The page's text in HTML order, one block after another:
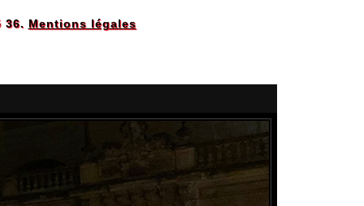
36. Mentions légales